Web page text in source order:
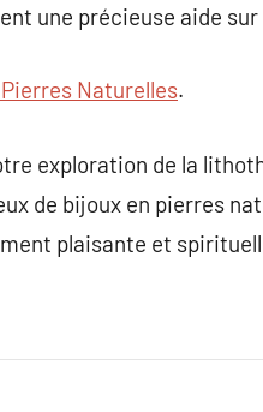
une précieuse aide
Naturelles.
exploration de la
de bijoux en pierres
plaisante et